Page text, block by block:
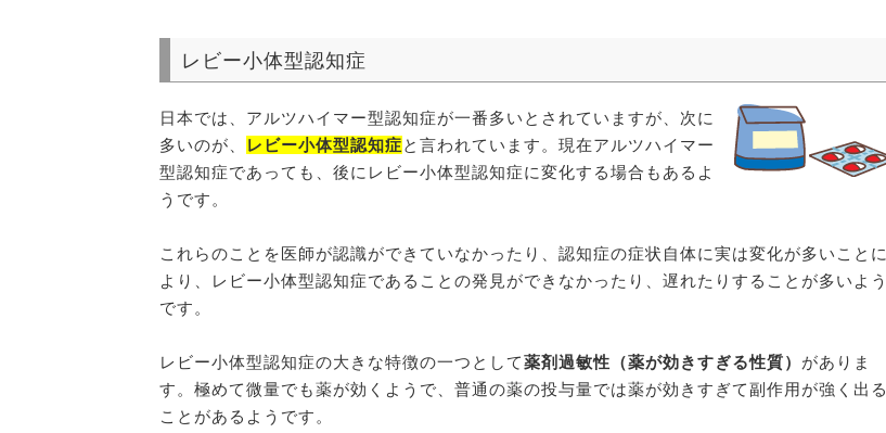
レビー小体型認知症
日本では、アルツハイマー型認知症が一番多いとされていますが、次に
多いのが、
レビー小体型認知症と言われています。現在アルツハイマー
型認知症であっても、後にレビー小体型認知症に変化する場合もあるよ
うです。
これらのことを医師が認識ができていなかったり、認知症の症状自体に実は変化が多いことに
より、レビー小体型認知症であることの発見ができなかったり、遅れたりすることが多いよう
です。
レビー小体型認知症の大きな特徴の一つとして薬剤過敏性（薬が効きすぎる性質） がありま
す。極めて微量でも薬が効くようで、普通の薬の投与量では薬が効きすぎて副作用が強く出る
ことがあるようです。